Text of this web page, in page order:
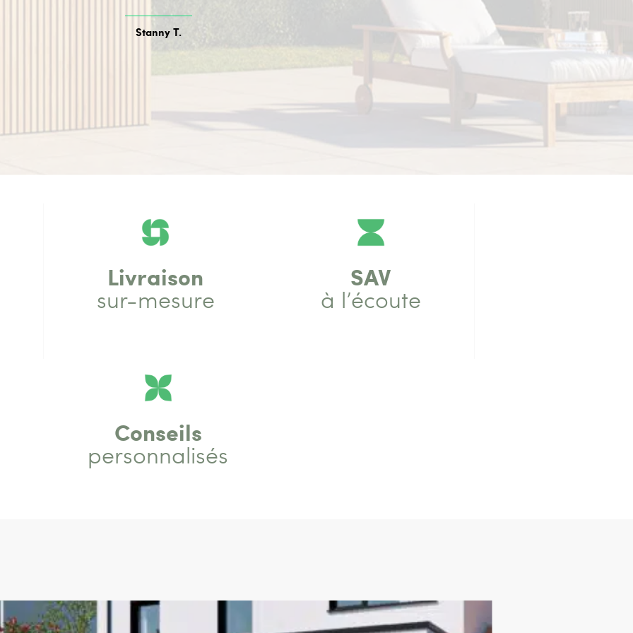
Stanny T.
Livraison
sur-mesure
SAV
à l’écoute
Conseils
personnalisés